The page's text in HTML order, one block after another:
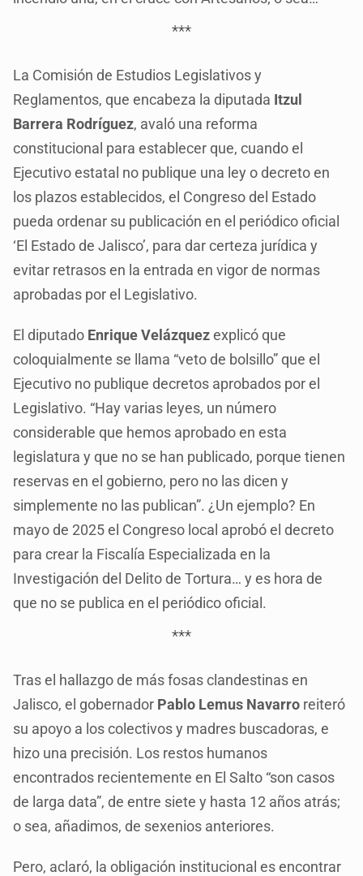
***
La Comisión de Estudios Legislativos y
Reglamentos, que encabeza la diputada Itzul
Barrera Rodríguez, avaló una reforma
constitucional para establecer que, cuando el
Ejecutivo estatal no publique una ley o decreto en
los plazos establecidos, el Congreso del Estado
pueda ordenar su publicación en el periódico oficial
‘El Estado de Jalisco’, para dar certeza jurídica y
evitar retrasos en la entrada en vigor de normas
aprobadas por el Legislativo.
El diputado Enrique Velázquezexplicó que
coloquialmente se llama “veto de bolsillo” que el
Ejecutivo no publique decretos aprobados por el
Legislativo. “Hay varias leyes, un número
considerable que hemos aprobado en esta
legislatura y que no se han publicado, porque tienen
reservas en el gobierno, pero no las dicen y
simplemente no las publican”. ¿Un ejemplo? En
mayo de 2025 el Congreso local aprobó el decreto
para crear la Fiscalía Especializada en la
Investigación del Delito de Tortura… y es hora de
que no se publica en el periódico oficial.
***
Tras el hallazgo de más fosas clandestinas en
Jalisco, el gobernador Pablo Lemus Navarro reiteró
su apoyo a los colectivos y madres buscadoras, e
hizo una precisión. Los restos humanos
encontrados recientemente en El Salto “son casos
de larga data”, de entre siete y hasta 12 años atrás;
o sea, añadimos, de sexenios anteriores.
Pero, aclaró, la obligación institucional es encontrar